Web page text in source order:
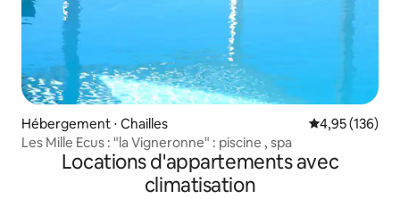
Hébergement ⋅ Chailles Évaluation
4,95 (136)
Les Mille Ecus : "la Vigneronne" : piscine , spa
Locations d'appartements avec
climatisation